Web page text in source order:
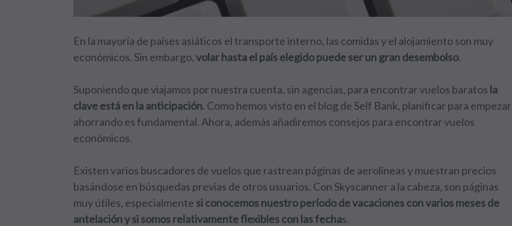
En la mayoría de países asiáticos el transporte interno, las comidas y el alojamiento son muy
económicos. Sin embargo,volar hasta el país elegido puede ser un gran desembolso.
Suponiendo que viajamos por nuestra cuenta, sin agencias, para encontrar vuelos baratos la
clave está en la anticipación. Como hemos visto en el blog de Self Bank, planificar para empezar
ahorrando es fundamental. Ahora, además añadiremos consejos para encontrar vuelos
económicos.
Existen varios buscadores de vuelos que rastrean páginas de aerolíneas y muestran precios
basándose en búsquedas previas de otros usuarios. Con Skyscanner a la cabeza, son páginas
muy útiles, especialmente si conocemos nuestro período de vacaciones con varios meses de
antelación y si somos relativamente flexibles con las fechas.